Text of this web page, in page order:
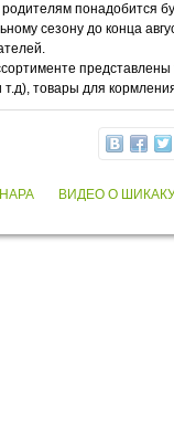
понадобится
сезону до конца
товары для
ВИДЕО О